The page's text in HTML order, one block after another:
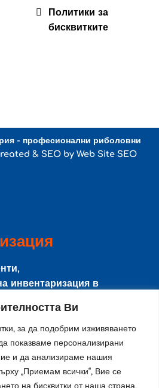
Ви
за да подобрим изживяването
показваме персонализирани
и да анализираме нашия
„Приемам всички“, Вие се
на бисквитки от наша страна.
Политики за
бисквитките
- професионални риболовни
& SEO by Web Site SEO
инвентаризация в
с клиенти, и няма да се
в този период ще
17-ти Августпо реда на